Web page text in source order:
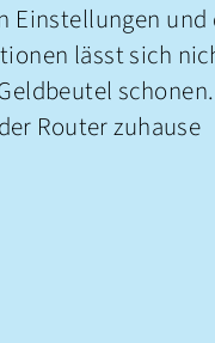
Einstellungen und
lässt sich
Router zuhause